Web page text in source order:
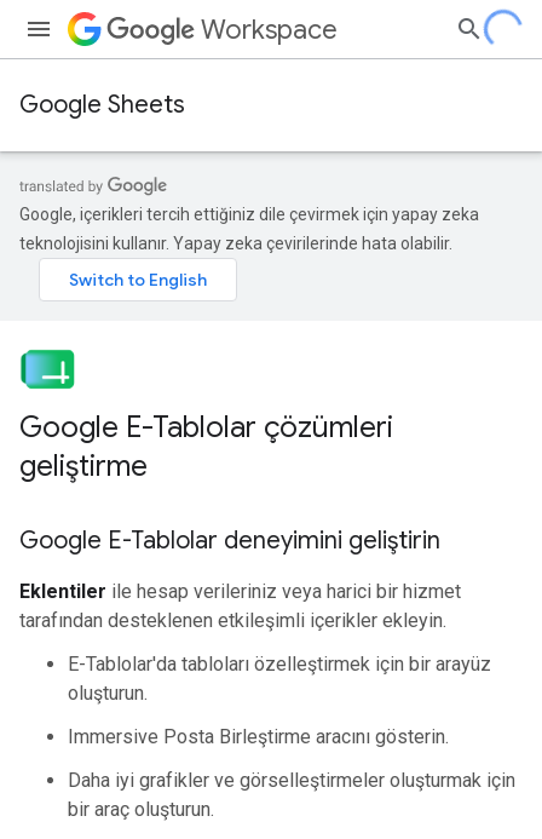
Workspace
Google Sheets
Google, içerikleri tercih ettiğiniz dile çevirmek için yapay zeka
teknolojisini kullanır. Yapay zeka çevirilerinde hata olabilir.
Google E-Tablolar çözümleri
geliştirme
Google E-Tablolar deneyimini geliştirin
Eklentiler ile hesap verileriniz veya harici bir hizmet
tarafından desteklenen etkileşimli içerikler ekleyin.
E-Tablolar'da tabloları özelleştirmek için bir arayüz
oluşturun.
Immersive Posta Birleştirme aracını gösterin.
Daha iyi grafikler ve görselleştirmeler oluşturmak için
bir araç oluşturun.